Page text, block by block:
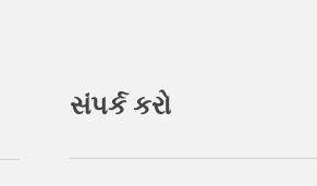
સંપર્ક કરો